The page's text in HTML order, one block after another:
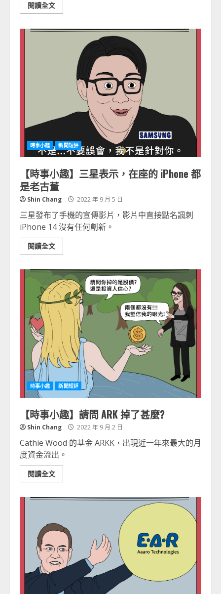
閱讀全文
時事小趣 新聞短評
【時事小趣】三星表示，在座的 iPhone 都
是老古董
Shin Chang 2022 年 9 月 5 日
三星發布了手機的宣傳影片，影片中直接點名諷刺
iPhone 14 沒有任何創新。
閱讀全文
時事小趣 新聞短評
【時事小趣】請問 ARK 掉了甚麼?
Shin Chang 2022 年 9 月 2 日
Cathie Wood 的基金 ARKK，出現近一年來最大的月
度資金流出。
閱讀全文